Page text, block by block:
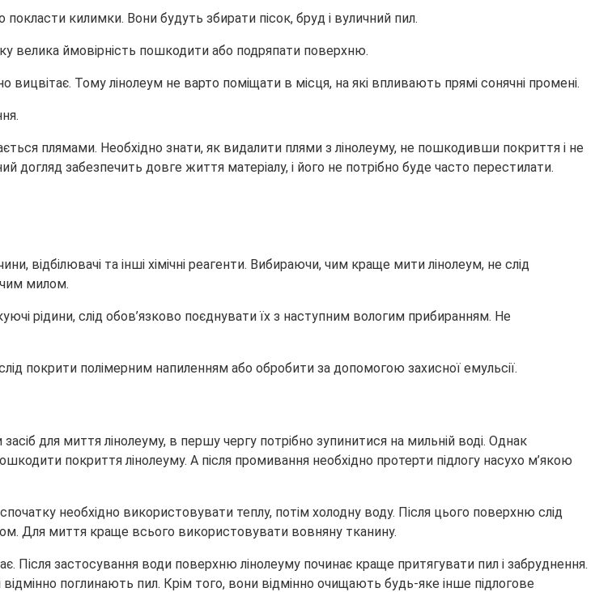
килимки. Вони будуть збирати пісок, бруд і вуличний пил.
велика ймовірність пошкодити або подряпати поверхню.
Тому лінолеум не варто поміщати в місця, на які впливають прямі сонячні промені.
плямами. Необхідно знати, як видалити плями з лінолеуму, не пошкодивши покриття і не
забезпечить довге життя матеріалу, і його не потрібно буде часто перестилати.
відбілювачі та інші хімічні реагенти. Вибираючи, чим краще мити лінолеум, не слід
милом.
рідини, слід обов’язково поєднувати їх з наступним вологим прибиранням. Не
покрити полімерним напиленням або обробити за допомогою захисної емульсії.
для миття лінолеуму, в першу чергу потрібно зупинитися на мильній воді. Однак
покриття лінолеуму. А після промивання необхідно протерти підлогу насухо м’якою
необхідно використовувати теплу, потім холодну воду. Після цього поверхню слід
Для миття краще всього використовувати вовняну тканину.
застосування води поверхню лінолеуму починає краще притягувати пил і забруднення.
поглинають пил. Крім того, вони відмінно очищають будь-яке інше підлогове